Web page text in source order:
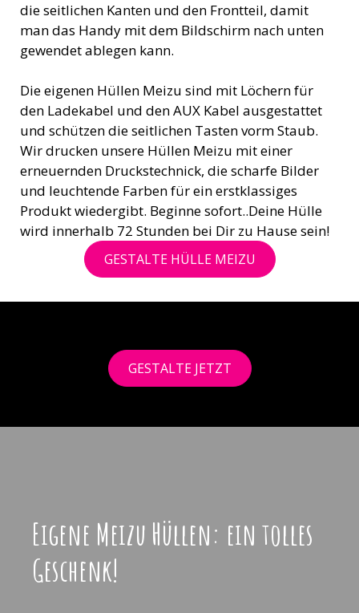
die seitlichen Kanten und den Frontteil, damit
man das Handy mit dem Bildschirm nach unten
gewendet ablegen kann.
Die eigenen Hüllen Meizu sind mit Löchern für
den Ladekabel und den AUX Kabel ausgestattet
und schützen die seitlichen Tasten vorm Staub.
Wir drucken unsere Hüllen Meizu mit einer
erneuernden Druckstechnick, die scharfe Bilder
und leuchtende Farben für ein erstklassiges
Produkt wiedergibt. Beginne sofort..Deine Hülle
wird innerhalb 72 Stunden bei Dir zu Hause sein!
GESTALTE HÜLLE MEIZU
GESTALTE JETZT
Eigene Meizu Hüllen: ein tolles
Geschenk!